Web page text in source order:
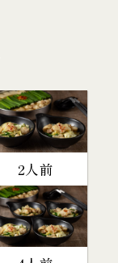
2人前